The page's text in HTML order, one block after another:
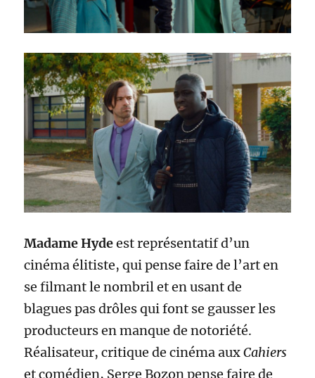
Madame Hydeest représentatif d’un
cinéma élitiste, qui pense faire de l’art en
se filmant le nombril et en usant de
blagues pas drôles qui font se gausser les
producteurs en manque de notoriété.
Réalisateur, critique de cinéma auxCahiers
et comédien, Serge Bozon pense faire de